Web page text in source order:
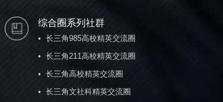
综合圈系列社群
•  长三角985高校精英交流圈
•  长三角211高校精英交流圈
•  长三角高校精英交流圈
•  长三角文社科精英交流圈